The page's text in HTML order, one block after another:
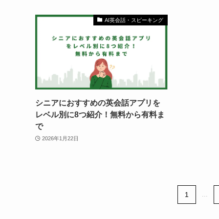
AI英会話・スピーキング
シニアにおすすめの英会話アプリを
レベル別に8つ紹介！無料から有料ま
で
2026年1月22日
1 ...